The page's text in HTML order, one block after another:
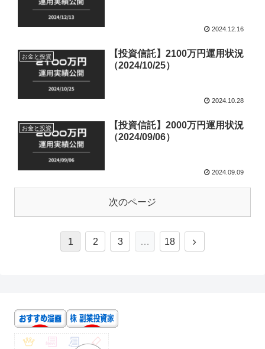
2024.12.16
お金と投資
【投資信託】2100万円運用状況
（2024/10/25）
2024.10.28
お金と投資
【投資信託】2000万円運用状況
（2024/09/06）
2024.09.09
次のページ
1 2 3 … 18